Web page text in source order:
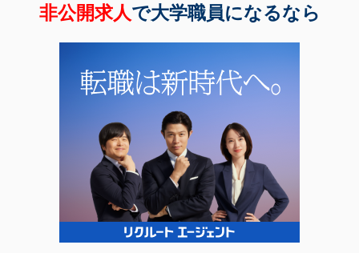
非公開求人で大学職員になるなら